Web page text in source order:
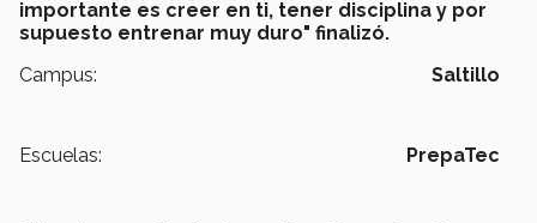
importante es creer en ti, tener disciplina y por
supuesto entrenar muy duro" finalizó.
Campus:
Saltillo
Escuelas: PrepaTec